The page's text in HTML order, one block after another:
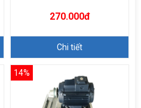
270.000đ
Chi tiết
14%